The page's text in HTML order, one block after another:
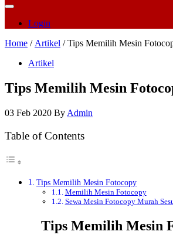
Login
Home / Artikel / Tips Memilih Mesin
Artikel
Tips Memilih Mesin
03 Feb 2020 By Admin
Table of Contents
Tips Memilih Mesin Fotocopy
Memilih Mesin Fotocopy
Sewa Mesin Fotocopy Murah
Tips Memilih Mesin